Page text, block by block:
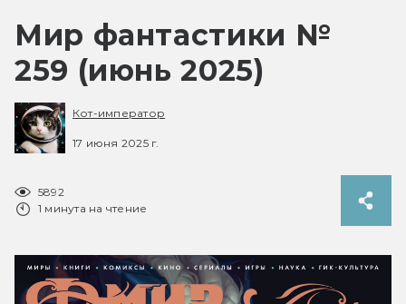
Мир фантастики №
259 (июнь 2025)
Кот-император
17 июня 2025 г.
5892
1 минута на чтение